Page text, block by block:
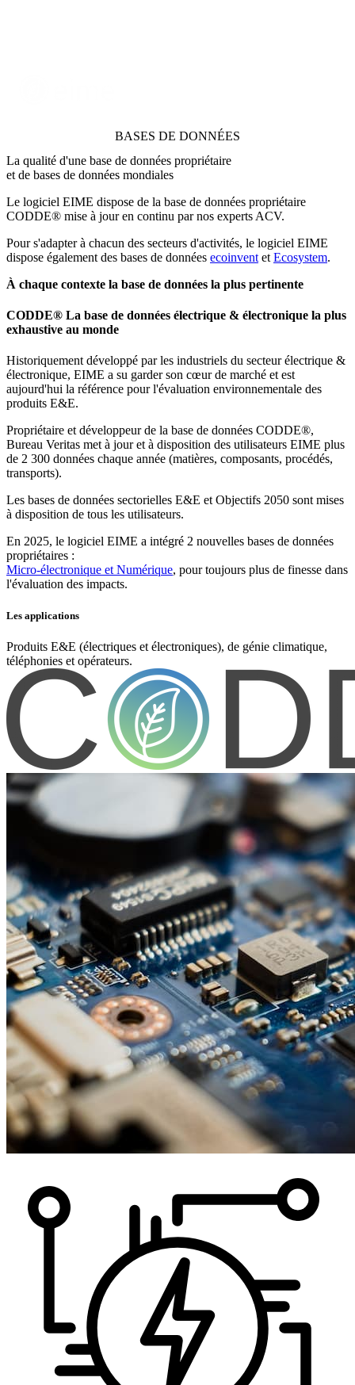
BASES DE DONNÉES
La qualité d'une base de données propriétaire
et de bases de données mondiales
Le logiciel EIME dispose de la base de données propriétaire
CODDE® mise à jour en continu par nos experts ACV.
Pour s'adapter à chacun des secteurs d'activités, le logiciel EIME
dispose également des bases de données ecoinvent et Ecosystem.
À chaque contexte la base de données la plus pertinente
CODDE® La base de données électrique & électronique la plus
exhaustive au monde
Historiquement développé par les industriels du secteur électrique &
électronique, EIME a su garder son cœur de marché et est
aujourd'hui la référence pour l'évaluation environnementale des
produits E&E.
Propriétaire et développeurde la base de données CODDE®,
Bureau Veritas met à jour et à disposition des utilisateurs EIME plus
de 2 300 données chaque année (matières, composants, procédés,
transports).
Les bases de données sectorielles E&E et Objectifs 2050 sont mises
à disposition de tous les utilisateurs.
En 2025, le logiciel EIME a intégré 2 nouvelles bases de données
propriétaires :
Micro-électronique et Numérique, pour toujours plus de finesse dans
l'évaluation des impacts.
Les applications
Produits E&E (électriques et électroniques), de génie climatique,
téléphonies et opérateurs.